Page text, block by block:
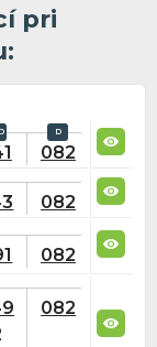
pri
082
082
082
082